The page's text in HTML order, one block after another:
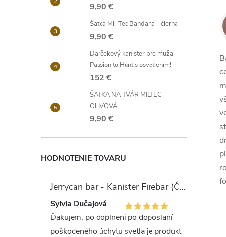
9,90 €
Šatka Mil-Tec Bandana - čierna
9,90 €
Darčekový kanister pre muža
Passion to Hunt s osvetlením!
152 €
ŠATKA NA TVÁR MILTEC
OLIVOVÁ
9,90 €
HODNOTENIE TOVARU
Jerrycan bar - Kanister Firebar (Červený)
Sylvia Dučajová
Ďakujem, po doplnení po doposlaní
poškodeného úchytu svetla je produkt